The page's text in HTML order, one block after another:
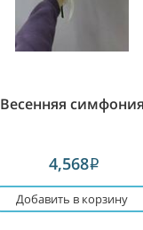
Весенняя симфония
4,568i
Добавить в корзину